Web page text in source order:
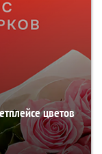
цветов